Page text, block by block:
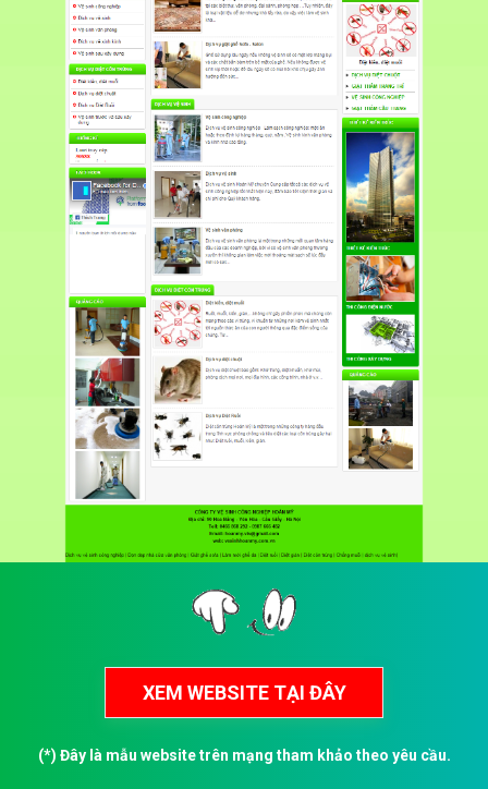
(*) Đây là mẫu website trên mạng tham khảo theo yêu cầu.